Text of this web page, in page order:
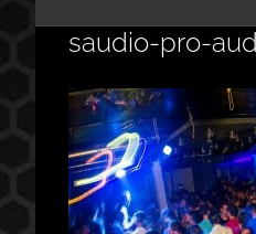
saudio-pro-